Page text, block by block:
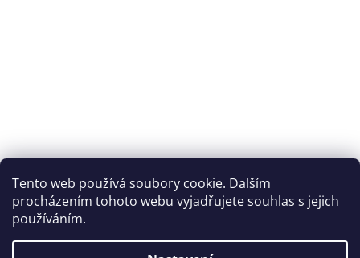
Tento web používá soubory cookie. Dalším
procházením tohoto webu vyjadřujete souhlas s jejich
používáním.